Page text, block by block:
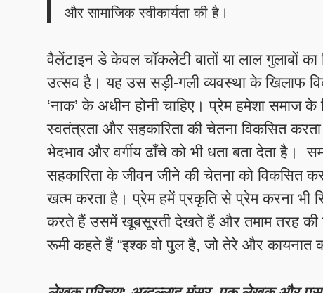
और सामाजिक स्वीकार्यता की है।
​वैलेंटाइन डे केवल चॉकलेटी बातों या लाल गुलाबों
उत्सव है। यह उस सड़ी-गली व्यवस्था के खिलाफ
‘नाक’ के अधीन होनी चाहिए। प्रेम हमेशा समाज
स्वतंत्रता और सहकारिता की चेतना विकसित
भेदभाव और वर्गीय ढाँचे को भी धता बता देता है।
सहकारिता के जीवन जीने की चेतना को विकसित
खत्म करता है। प्रेम हमें प्रकृति से प्रेम करना भी
करते हैं उसमें खूबसूरती देखते हैं और तमाम तरह की
रूमी कहते हैं​ “इश्क वो पुल है, जो तेरे और कायनात